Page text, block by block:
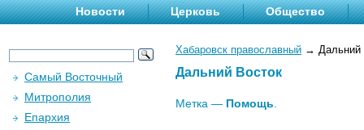
Новости Церковь Общество
Хабаровск православный → Дальний
Дальний Восток
Метка — Помощь
Самый Восточный
Митрополия
Епархия